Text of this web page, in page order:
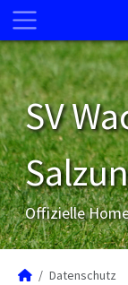
SV
Offizielle
Datenschutz